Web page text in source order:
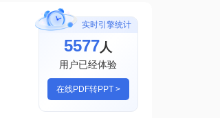
实时引擎统计
5577人
用户已经体验
在线PDF转PPT >